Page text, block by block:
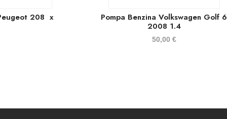
208 x
Pompa Benzina Volkswagen Golf 6
2008 1.4
50,00 €